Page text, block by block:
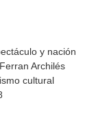
y nación
Archilés
cultural